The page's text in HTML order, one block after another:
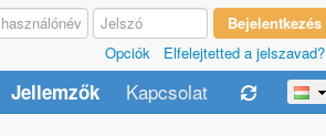
Opciók Elfelejtetted a jelszavad?
Jellemzők Kapcsolat